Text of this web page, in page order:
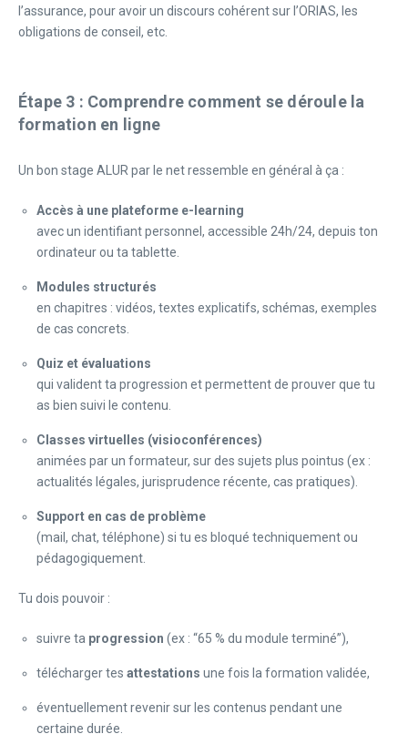
l’assurance, pour avoir un discours cohérent sur l’ORIAS, les
obligations de conseil, etc.
Étape 3 : Comprendre comment se déroule la
formation en ligne
Un bon stage ALUR par le net ressemble en général à ça :
Accès à une plateforme e-learning
avec un identifiant personnel, accessible 24h/24, depuis ton
ordinateur ou ta tablette.
Modules structurés
en chapitres : vidéos, textes explicatifs, schémas, exemples
de cas concrets.
Quiz et évaluations
qui valident ta progression et permettent de prouver que tu
as bien suivi le contenu.
Classes virtuelles (visioconférences)
animées par un formateur, sur des sujets plus pointus (ex :
actualités légales, jurisprudence récente, cas pratiques).
Support en cas de problème
(mail, chat, téléphone) si tu es bloqué techniquement ou
pédagogiquement.
Tu dois pouvoir :
suivre ta progression (ex : “65 % du module terminé”),
télécharger tes attestations une fois la formation validée,
éventuellement revenir sur les contenus pendant une
certaine durée.